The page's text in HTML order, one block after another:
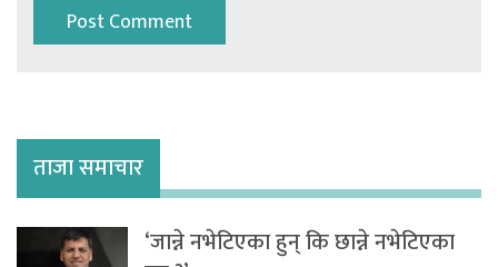
ताजा समाचार
‘जान्ने नभेटिएका हुन् कि छान्ने नभेटिएका